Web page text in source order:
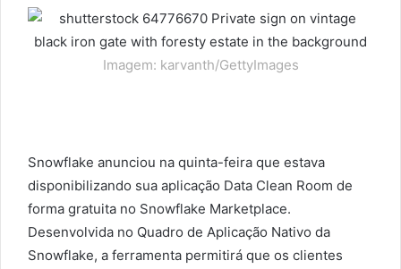
Imagem: karvanth/GettyImages
Snowflake anunciou na quinta-feira que estava
disponibilizando sua aplicação Data Clean Room de
forma gratuita no Snowflake Marketplace.
Desenvolvida no Quadro de Aplicação Nativo da
Snowflake, a ferramenta permitirá que os clientes